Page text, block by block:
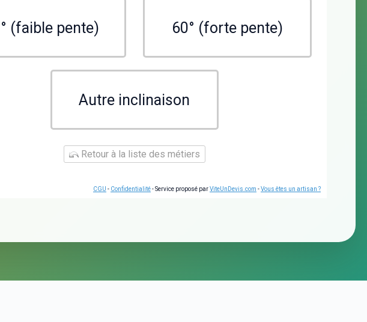
(faible pente) 60° (forte pente)
Autre inclinaison
Retour à la liste des métiers
CGU - Confidentialité- Service proposé parViteUnDevis.com -Vous êtes un artisan ?